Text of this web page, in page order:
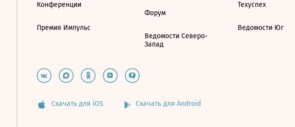
Конференции
Премия Импульс
Форум
Ведомости Северо-
Запад
Техуспех
Ведомости Юг
Скачать для iOS Скачать для Android